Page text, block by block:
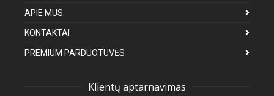
APIE MUS
KONTAKTAI
PREMIUM PARDUOTUVĖS
Klientų aptarnavimas